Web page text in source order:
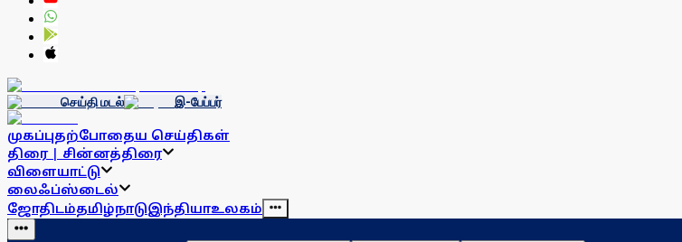
செய்தி மடல் இ-பேப்பர்
முகப்புதற்போதைய செய்திகள்
திரை | சின்னத்திரை
விளையாட்டு
லைஃப்ஸ்டைல்
ஜோதிடம்தமிழ்நாடுஇந்தியாஉலகம்